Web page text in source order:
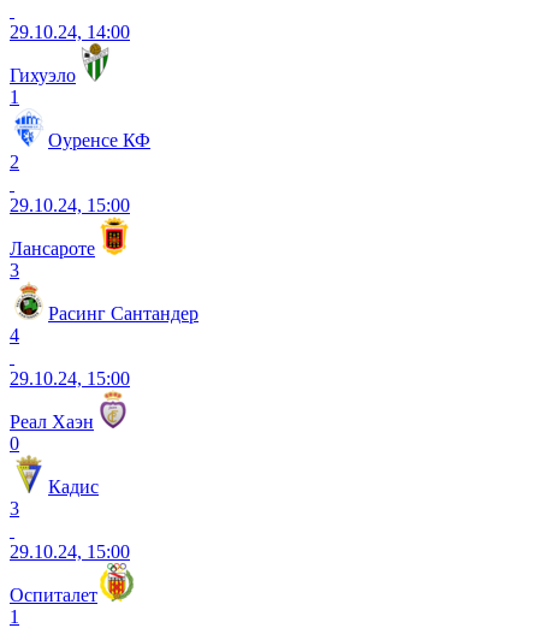
29.10.24, 14:00
Гихуэло
1
Оуренсе КФ
2
29.10.24, 15:00
Лансароте
3
Расинг Сантандер
4
29.10.24, 15:00
Реал Хаэн
0
Кадис
3
29.10.24, 15:00
Оспиталет
1